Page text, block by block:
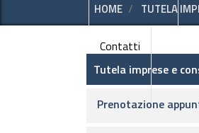
Contatti
HOME TUTELA
Tutela
Tutela imprese e
Prenotazione